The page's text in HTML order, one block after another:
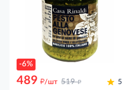
-6%
489 д/шт 519 д 5